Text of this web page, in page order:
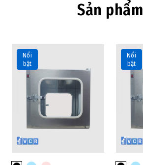
Sản phẩm
Nổi
bật
Nổi
bật